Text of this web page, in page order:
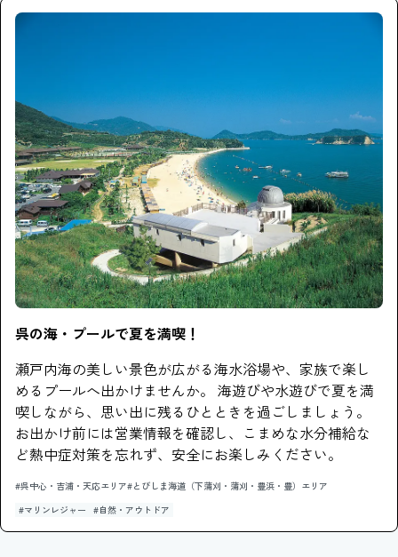
呉の海・プールで夏を満喫！
瀬戸内海の美しい景色が広がる海水浴場や、家族で楽し
めるプールへ出かけませんか。 海遊びや水遊びで夏を満
喫しながら、思い出に残るひとときを過ごしましょう。
お出かけ前には営業情報を確認し、こまめな水分補給な
ど熱中症対策を忘れず、安全にお楽しみください。
#呉中心・吉浦・天応エリア#とびしま海道（下蒲刈・蒲刈・豊浜・豊）エリア
#マリンレジャー #自然・アウトドア